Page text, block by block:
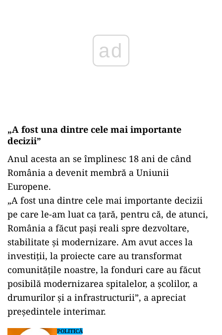
„A fost una dintre cele mai importante
decizii”
Anul acesta an se împlinesc 18 ani de când
România a devenit membră a Uniunii
Europene.
„A fost una dintre cele mai importante decizii
pe care le-am luat ca țară, pentru că, de atunci,
România a făcut pași reali spre dezvoltare,
stabilitate și modernizare. Am avut acces la
investiții, la proiecte care au transformat
comunitățile noastre, la fonduri care au făcut
posibilă modernizarea spitalelor, a școlilor, a
drumurilor și a infrastructurii”, a apreciat
președintele interimar.
POLITICĂ